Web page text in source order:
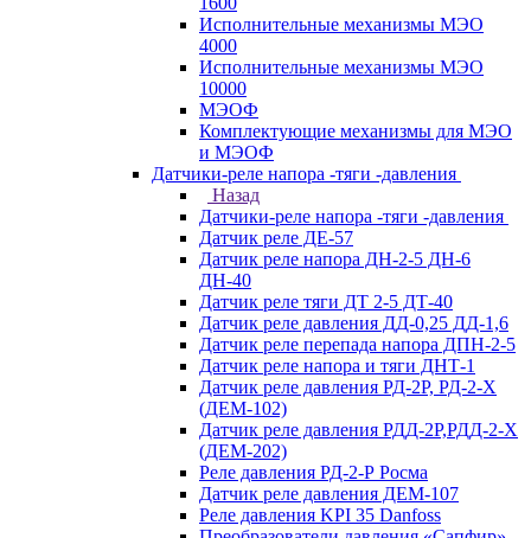
Исполнительные механизмы МЭО
4000
Исполнительные механизмы МЭО
10000
МЭОФ
Комплектующие механизмы для МЭО
и МЭОФ
Датчики-реле напора -тяги -давления
Назад
Датчики-реле напора -тяги -давления
Датчик реле ДЕ-57
Датчик реле напора ДН-2-5 ДН-6
ДН-40
Датчик реле тяги ДТ 2-5 ДТ-40
Датчик реле давления ДД-0,25 ДД-1,6
Датчик реле перепада напора ДПН-2-5
Датчик реле напора и тяги ДНТ-1
Датчик реле давления РД-2Р, РД-2-Х
(ДЕМ-102)
Датчик реле давления РДД-2Р,РДД-2-Х
(ДЕМ-202)
Реле давления РД-2-Р Росма
Датчик реле давления ДЕМ-107
Реле давления KPI 35 Danfoss